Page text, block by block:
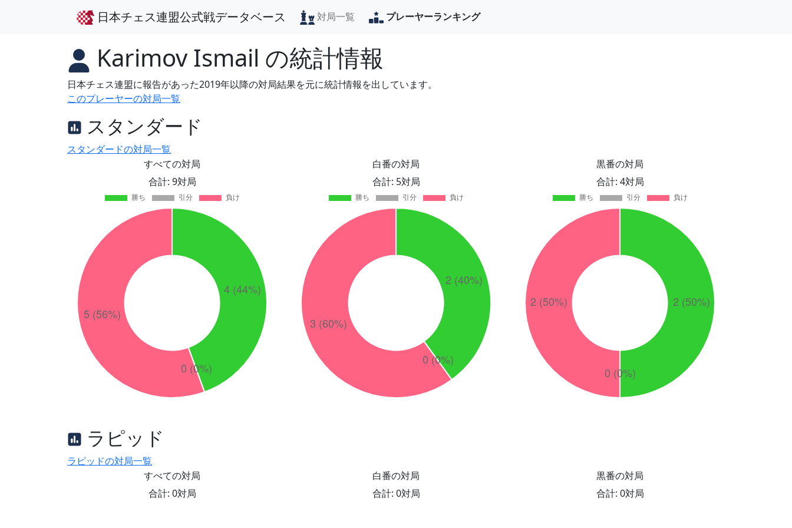
日本チェス連盟公式戦データベース 対局一覧 プレーヤーランキング
Karimov Ismail の統計情報
日本チェス連盟に報告があった2019年以降の対局結果を元に統計情報を出しています。
このプレーヤーの対局一覧
スタンダード
スタンダードの対局一覧
すべての対局
合計: 9対局
白番の対局
合計: 5対局
黒番の対局
合計: 4対局
ラピッド
ラピッドの対局一覧
すべての対局
合計: 0対局
白番の対局
合計: 0対局
黒番の対局
合計: 0対局